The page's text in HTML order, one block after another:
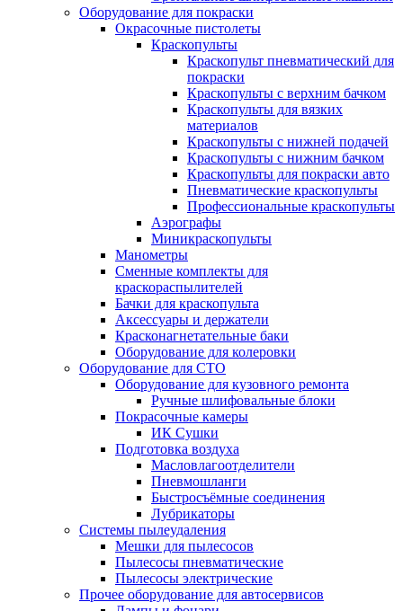
Оборудование для покраски
Окрасочные пистолеты
Краскопульты
Краскопульт пневматический для
покраски
Краскопульты с верхним бачком
Краскопульты для вязких
материалов
Краскопульты с нижней подачей
Краскопульты с нижним бачком
Краскопульты для покраски авто
Пневматические краскопульты
Профессиональные краскопульты
Аэрографы
Миникраскопульты
Манометры
Сменные комплекты для
краскораспылителей
Бачки для краскопульта
Аксессуары и держатели
Красконагнетательные баки
Оборудование для колеровки
Оборудование для СТО
Оборудование для кузовного ремонта
Ручные шлифовальные блоки
Покрасочные камеры
ИК Сушки
Подготовка воздуха
Масловлагоотделители
Пневмошланги
Быстросъёмные соединения
Лубрикаторы
Системы пылеудаления
Мешки для пылесосов
Пылесосы пневматические
Пылесосы электрические
Прочее оборудование для автосервисов